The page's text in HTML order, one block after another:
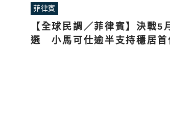
菲律賓
【全球民調／菲律賓】決戰5
選 小馬可仕逾半支持穩居首